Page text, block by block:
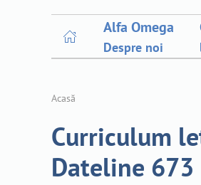
Alfa Omega
Despre noi
Acasă
Curriculum
Dateline 673